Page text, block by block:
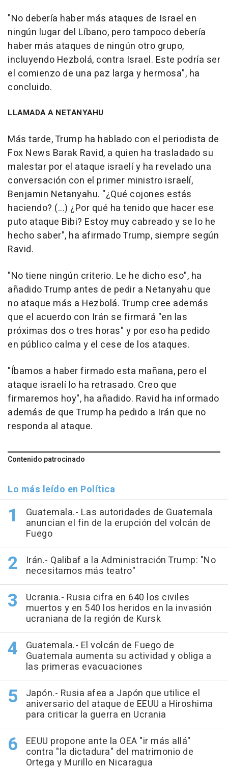
"No debería haber más ataques de Israel en
ningún lugar del Líbano, pero tampoco debería
haber más ataques de ningún otro grupo,
incluyendo Hezbolá, contra Israel. Este podría ser
el comienzo de una paz larga y hermosa", ha
concluido.
LLAMADA A NETANYAHU
Más tarde, Trump ha hablado con el periodista de
Fox News Barak Ravid, a quien ha trasladado su
malestar por el ataque israelí y ha revelado una
conversación con el primer ministro israelí,
Benjamin Netanyahu. "¿Qué cojones estás
haciendo? (...) ¿Por qué ha tenido que hacer ese
puto ataque Bibi? Estoy muy cabreado y se lo he
hecho saber", ha afirmado Trump, siempre según
Ravid.
"No tiene ningún criterio. Le he dicho eso", ha
añadido Trump antes de pedir a Netanyahu que
no ataque más a Hezbolá. Trump cree además
que el acuerdo con Irán se firmará "en las
próximas dos o tres horas" y por eso ha pedido
en público calma y el cese de los ataques.
"Íbamos a haber firmado esta mañana, pero el
ataque israelí lo ha retrasado. Creo que
firmaremos hoy", ha añadido. Ravid ha informado
además de que Trump ha pedido a Irán que no
responda al ataque.
Contenido patrocinado
Lo más leído en Política
Guatemala.- Las autoridades de Guatemala
anuncian el fin de la erupción del volcán de
Fuego
Irán.- Qalibaf a la Administración Trump: "No
necesitamos más teatro"
Ucrania.- Rusia cifra en 640 los civiles
muertos y en 540 los heridos en la invasión
ucraniana de la región de Kursk
Guatemala.- El volcán de Fuego de
Guatemala aumenta su actividad y obliga a
las primeras evacuaciones
Japón.- Rusia afea a Japón que utilice el
aniversario del ataque de EEUU a Hiroshima
para criticar la guerra en Ucrania
EEUU propone ante la OEA "ir más allá"
contra "la dictadura" del matrimonio de
Ortega y Murillo en Nicaragua